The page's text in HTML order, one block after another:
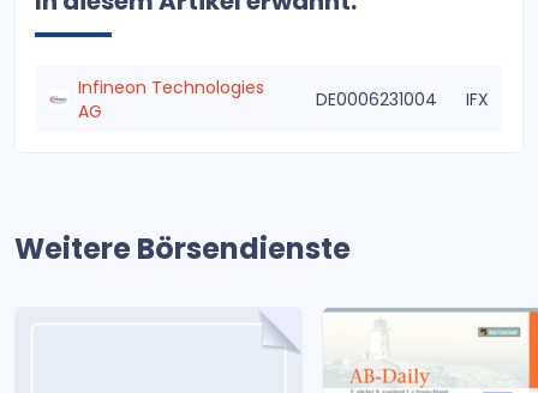
Infineon Technologies
AG
DE0006231004 IFX
Weitere Börsendienste